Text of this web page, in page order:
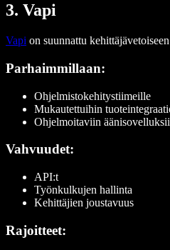
3. Vapi
Vapi on suunnattu
Parhaimmillaan:
Ohjelmistokehitystiimeille
Mukautettuihin
Ohjelmoitaviin
Vahvuudet:
API:t
Työnkulkujen hallinta
Kehittäjien joustavuus
Rajoitteet: